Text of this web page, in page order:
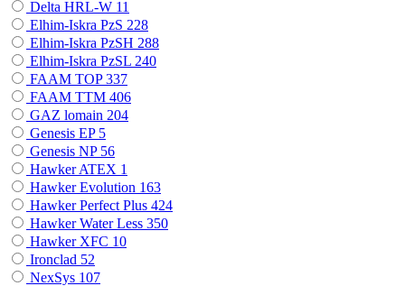
Delta HRL-W 11
Elhim-Iskra PzS 228
Elhim-Iskra PzSH 288
Elhim-Iskra PzSL 240
FAAM TOP337
FAAM TTM 406
GAZ lomain 204
Genesis EP 5
Genesis NP 56
Hawker ATEX 1
Hawker Evolution 163
Hawker Perfect Plus 424
Hawker Water Less 350
Hawker XFC 10
Ironclad 52
NexSys 107